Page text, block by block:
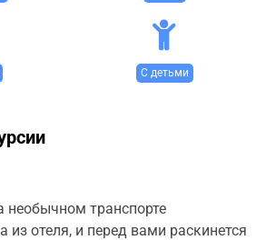
С детьми
необычном транспорте
из отеля, и перед вами раскинется